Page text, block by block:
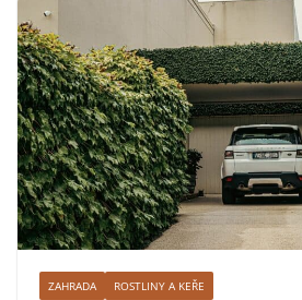
ZAHRADA ROSTLINY A KEŘE